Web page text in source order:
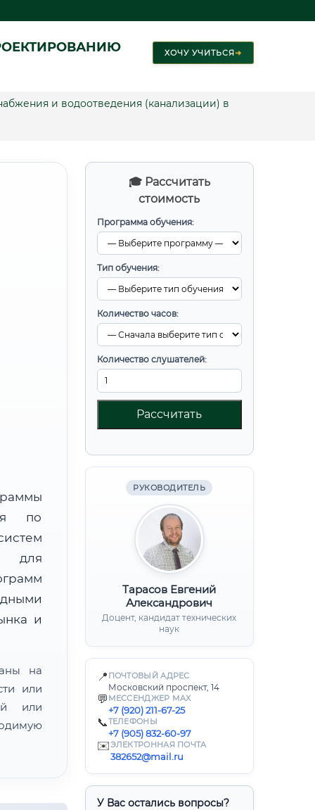
ХОЧУ УЧИТЬСЯ➜
и водоотведения (канализации) в
🎓 Рассчитать
стоимость
Программа обучения:
Тип обучения:
Количество часов:
Количество слушателей:
Рассчитать
РУКОВОДИТЕЛЬ
Тарасов Евгений
Александрович
Доцент, кандидат технических
наук
📍 ПОЧТОВЫЙ АДРЕС
Московский проспект, 14
💬 МЕССЕНДЖЕР MAX
+7 (920) 211-67-25
📞ТЕЛЕФОНЫ
+7 (905) 832-60-97
✉️ЭЛЕКТРОННАЯ ПОЧТА
382652@mail.ru
У Вас остались вопросы?
по
для
и
на
или
или